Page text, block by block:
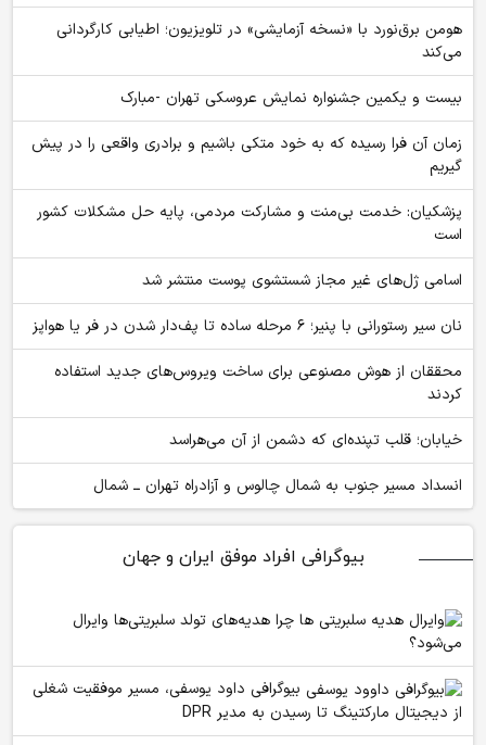
هومن برق‌نورد با «نسخه آزمایشی» در تلویزیون؛ اطیابی کارگردانی
می‌کند
بیست و یکمین جشنواره نمایش عروسکی تهران -مبارک
زمان آن فرا رسیده که به خود متکی باشیم و برادری واقعی را در پیش
گیریم
پزشکیان: خدمت بی‌منت و مشارکت مردمی، پایه حل مشکلات کشور
است
اسامی ژل‌های غیر مجاز شستشوی پوست منتشر شد
نان سیر رستورانی با پنیر؛ ۶ مرحله ساده تا پف‌دار شدن در فر یا هواپز
محققان از هوش مصنوعی برای ساخت ویروس‌های جدید استفاده
کردند
خیابان؛ قلب تپنده‌ای که دشمن از آن می‌هراسد
انسداد مسیر جنوب به شمال چالوس و آزادراه تهران ــ شمال
بیوگرافی افراد موفق ایران و جهان
چرا هدیه‌های تولد سلبریتی‌ها وایرال
می‌شود؟
بیوگرافی داود یوسفی، مسیر موفقیت شغلی
از دیجیتال مارکتینگ تا رسیدن به مدیر DPR